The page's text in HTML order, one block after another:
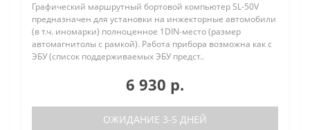
Графический маршрутный бортовой компьютер SL-50V
предназначен для установки на инжекторные автомобили
(в т.ч. иномарки) полноценное 1DIN-место (размер
автомагнитолы с рамкой). Работа прибора возможна как с
ЭБУ (список поддерживаемых ЭБУ предст..
6 930 р.
ОЖИДАНИЕ 3-5 ДНЕЙ